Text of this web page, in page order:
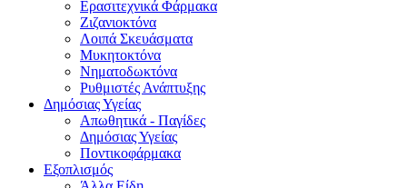
Ερασιτεχνικά Φάρμακα
Ζιζανιοκτόνα
Λοιπά Σκευάσματα
Μυκητοκτόνα
Νηματοδωκτόνα
Ρυθμιστές Ανάπτυξης
Δημόσιας Υγείας
Απωθητικά - Παγίδες
Δημόσιας Υγείας
Ποντικοφάρμακα
Εξοπλισμός